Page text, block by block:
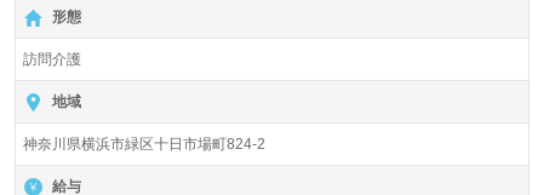
形態
訪問介護
地域
神奈川県横浜市緑区十日市場町824-2
給与